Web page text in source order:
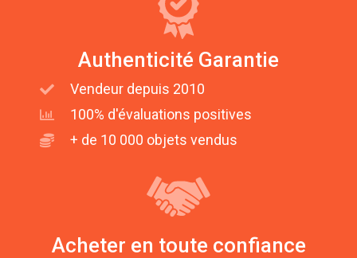
Authenticité Garantie
Vendeur depuis 2010
100% d'évaluations positives
+ de 10 000 objets vendus
Acheter en toute confiance